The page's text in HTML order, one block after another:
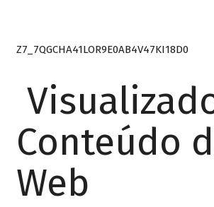
Z7_7QGCHA41LOR9E0AB4V47KI18D0
Conteúdo
Web